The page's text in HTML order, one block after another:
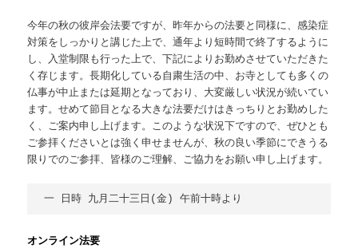
今年の秋の彼岸会法要ですが、昨年からの法要と同様に、感染症
対策をしっかりと講じた上で、通年より短時間で終了するように
し、入堂制限も行った上で、下記によりお勤めさせていただきた
く存じます。長期化している自粛生活の中、お寺としても多くの
仏事が中止または延期となっており、大変厳しい状況が続いてい
ます。せめて節目となる大きな法要だけはきっちりとお勤めした
く、ご案内申し上げます。このような状況下ですので、ぜひとも
ご参拝くださいとは強く申せませんが、秋の良い季節にできうる
限りでのご参拝、皆様のご理解、ご協力をお願い申し上げます。
オンライン法要